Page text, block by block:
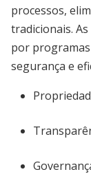
processos,
tradicionais.
por
segurança e